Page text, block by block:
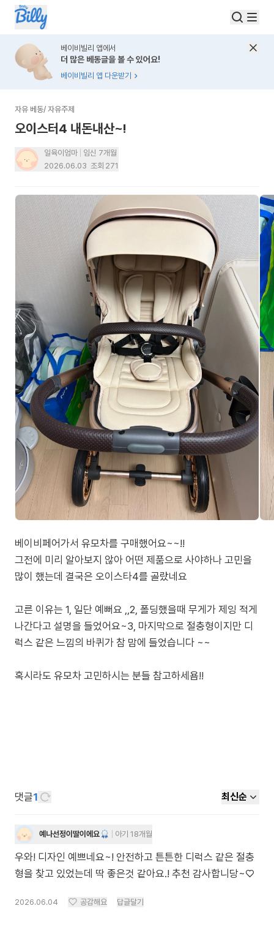
베이비빌리 앱에서
더 많은 베동글을 볼 수 있어요!
베이비빌리 앱 다운받기
자유 베동/ 자유주제
오이스터4 내돈내산~!
일육이엄마
임신 7개월
2026.06.03 조회 271
베이비페어가서 유모차를 구매했어요~~!!
그전에 미리 알아보지 않아 어떤 제품으로 사야하나 고민을
많이 했는데 결국은 오이스타4를 골랐네요
고른 이유는 1, 일단 예뻐요 ,,2, 폴딩했을때 무게가 제잉 적게
나간다고 설명을 들었어요~3, 마지막으로 절충형이지만 디
럭스 같은 느낌의 바퀴가 참 맘에 들었습니다 ~~
혹시라도 유모차 고민하시는 분들 참고하세욤!!
댓글1 최신순
예나선정이딸이에요 아기 18개월
우와! 디자인 예쁘네요~! 안전하고 튼튼한 디럭스 같은 절충
형을 찾고 있었는데 딱 좋은것 같아요.! 추천 감사합니당~♡
2026.06.04 공감해요 답글달기